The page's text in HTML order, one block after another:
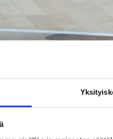
takataskuunsa. Kuvat:
Riiassa,